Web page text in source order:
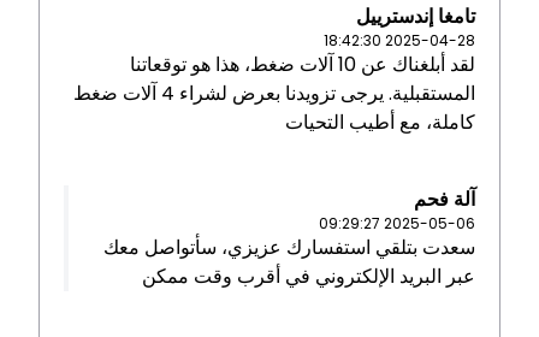
تامغا إندسترييل
2025-04-28 18:42:30
لقد أبلغناك عن 10 آلات ضغط، هذا هو توقعاتنا
المستقبلية. يرجى تزويدنا بعرض لشراء 4 آلات ضغط
كاملة، مع أطيب التحيات
آلة فحم
2025-05-06 09:29:27
سعدت بتلقي استفسارك عزيزي، سأتواصل معك
عبر البريد الإلكتروني في أقرب وقت ممكن